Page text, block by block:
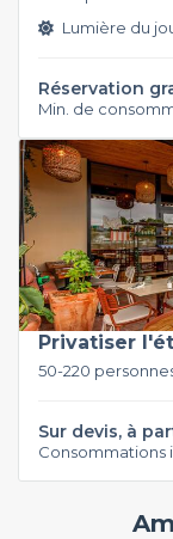
Lumière du
Réservation
Min. de
Privatiser
50-220
Sur devis, à
Consommations